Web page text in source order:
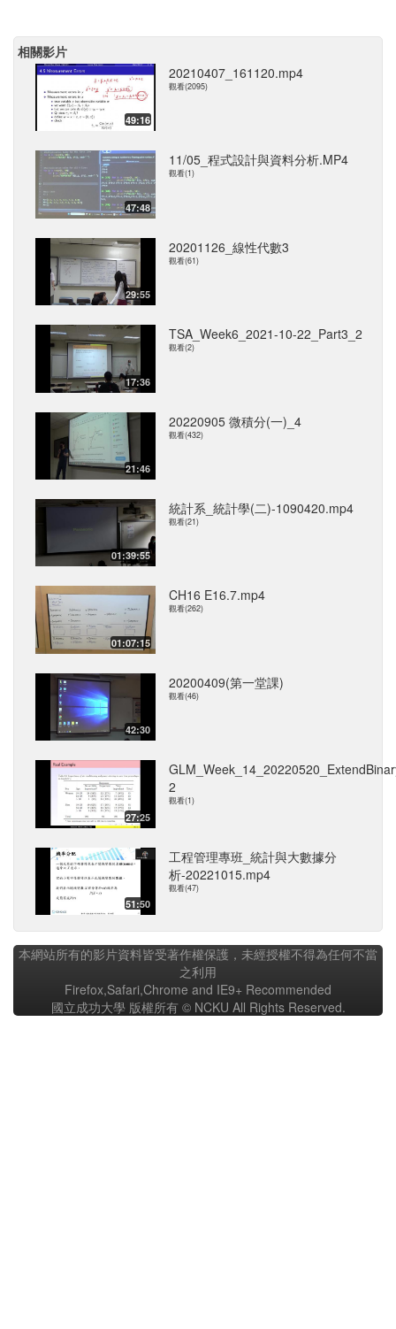
相關影片
49:16
20210407_161120.mp4
觀看(2095)
47:48
11/05_程式設計與資料分析.MP4
觀看(1)
29:55
20201126_線性代數3
觀看(61)
17:36
TSA_Week6_2021-10-22_Part3_2
觀看(2)
21:46
20220905 微積分(一)_4
觀看(432)
01:39:55
統計系_統計學(二)-1090420.mp4
觀看(21)
01:07:15
CH16 E16.7.mp4
觀看(262)
42:30
20200409(第一堂課)
觀看(46)
27:25
2
觀看(1)
51:50
工程管理專班_統計與大數據分
析-20221015.mp4
觀看(47)
本網站所有的影片資料皆受著作權保護，未經授權不得為任何不當
之利用
Firefox,Safari,Chrome and IE9+ Recommended
國立成功大學 版權所有 © NCKU All Rights Reserved.